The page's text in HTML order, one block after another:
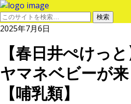
2025年7月6日
【春日井ぺけっ
ヤマネベビーが来
【哺乳類】